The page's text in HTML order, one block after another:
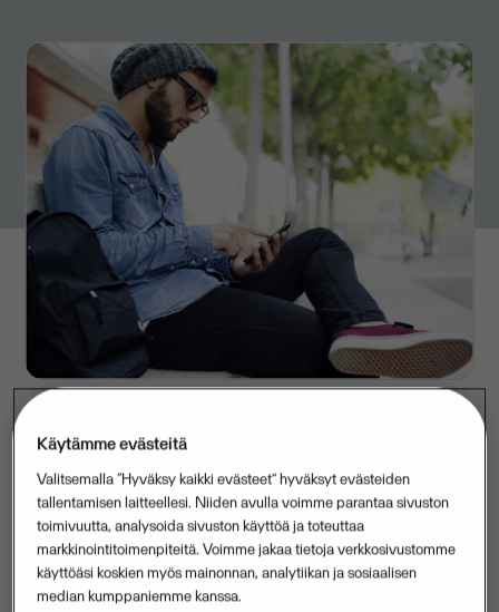
työnantajat sosiaalisessa mediassa. Visma
Enterprisen selvityksen mukaan jo nyt seitsemän
kymmenestä (77 %) työnhakijasta hakee uutta työtä
älypuhelinsovelluksen avulla. Perimmäiset syyt ovat
Käytämme evästeitä
Valitsemalla “Hyväksy kaikki evästeet” hyväksyt evästeiden
tallentamisen laitteellesi. Niiden avulla voimme parantaa sivuston
toimivuutta, analysoida sivuston käyttöä ja toteuttaa
markkinointitoimenpiteitä. Voimme jakaa tietoja verkkosivustomme
käyttöäsi koskien myös mainonnan, analytiikan ja sosiaalisen
median kumppaniemme kanssa.